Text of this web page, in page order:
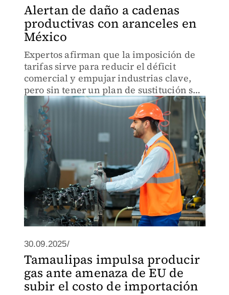
Alertan de daño a cadenas
productivas con aranceles en
México
Expertos afirman que la imposición de
tarifas sirve para reducir el déficit
comercial y empujar industrias clave,
pero sin tener un plan de sustitución se
corre el riesgo de dañarlas
30.09.2025/
Tamaulipas impulsa producir
gas ante amenaza de EU de
subir el costo de importación